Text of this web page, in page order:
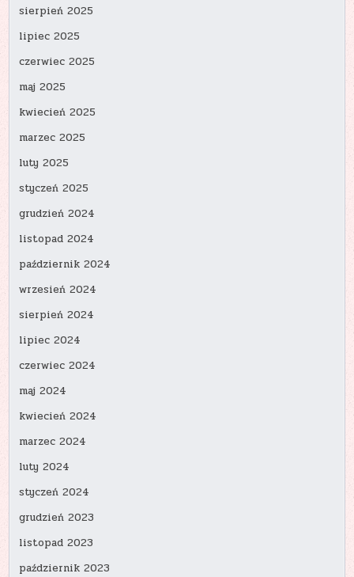
sierpień 2025
lipiec 2025
czerwiec 2025
maj 2025
kwiecień 2025
marzec 2025
luty 2025
styczeń 2025
grudzień 2024
listopad 2024
październik 2024
wrzesień 2024
sierpień 2024
lipiec 2024
czerwiec 2024
maj 2024
kwiecień 2024
marzec 2024
luty 2024
styczeń 2024
grudzień 2023
listopad 2023
październik 2023